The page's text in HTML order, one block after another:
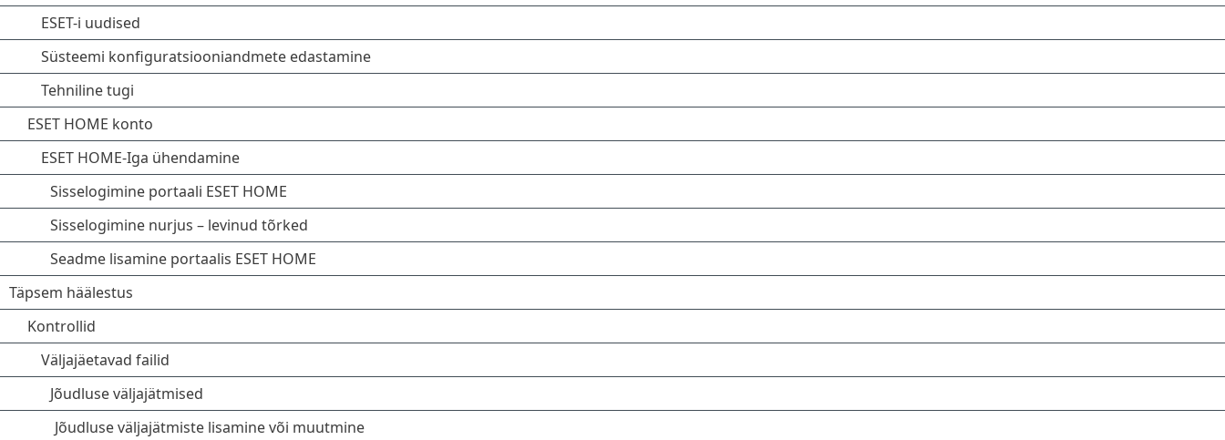
ESET-i uudised
Süsteemi konfiguratsiooniandmete edastamine
Tehniline tugi
ESET HOME konto
ESET HOME-Iga ühendamine
Sisselogimine portaali ESET HOME
Sisselogimine nurjus – levinud tõrked
Seadme lisamine portaalis ESET HOME
Täpsem häälestus
Kontrollid
Väljajäetavad failid
Jõudluse väljajätmised
Jõudluse väljajätmiste lisamine või muutmine